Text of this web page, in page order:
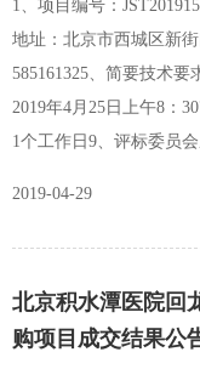
1、项目编号：
地址：北京市西城区新
585161325、简要技术要
2019年4月25日上午8：
1个工作日9、评标委员
司于公示期结束后3个工
关规定，对中标公告有
个工作日内，以书面形
2019-04-29
北京积水潭医院回
购项目成交结果公